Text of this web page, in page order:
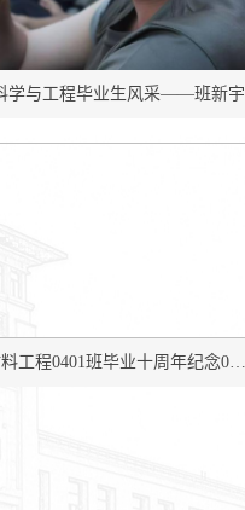
学与工程毕业生风采——班新宇